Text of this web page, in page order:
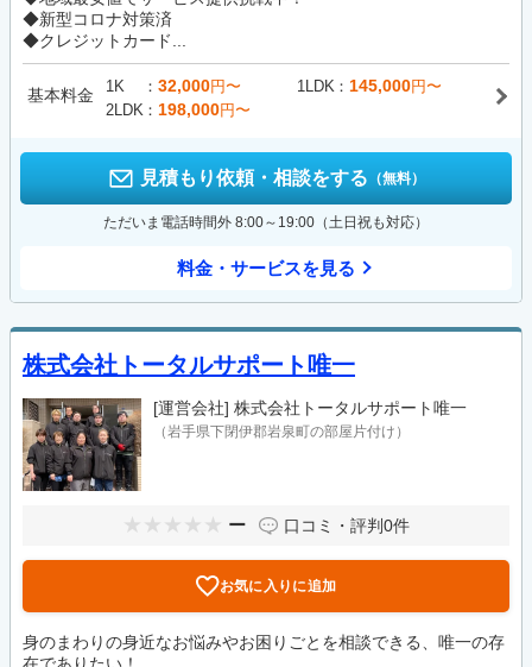
◆新型コロナ対策済
◆クレジットカード...
基本料金 1K 32,000円〜 1LDK 145,000円〜
2LDK
198,000円〜
見積もり依頼・相談をする （無料）
ただいま電話時間外 8:00～19:00（土日祝も対応）
料金・サービスを見る
株式会社トータルサポート唯一
[運営会社] 株式会社トータルサポート唯一
（岩手県下閉伊郡岩泉町の部屋片付け）
ー 口コミ・評判0件
お気に入りに追加
身のまわりの身近なお悩みやお困りごとを相談できる、唯一の存
在でありたい！